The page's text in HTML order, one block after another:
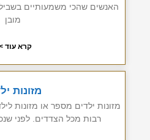
האנשים שהכי משמעותיים
מובן
קרא עוד
מזונות
מזונות ילדים מספר או מזונות
רבות מכל הצדדים. לפני